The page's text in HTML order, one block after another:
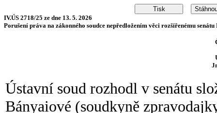
IV.ÚS 2718/25 ze dne 13. 5. 2026
Porušení práva na zákonného soudce nepředložením věci rozšířenému senátu
Ústavní soud rozhodl v senátu
Bányaiové (soudkyně